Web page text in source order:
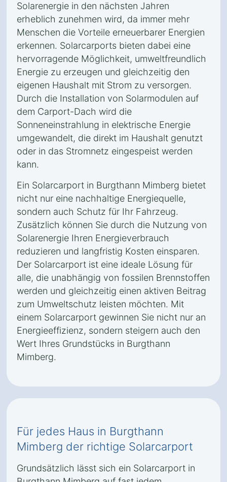
Solarenergie in den nächsten Jahren
erheblich zunehmen wird, da immer mehr
Menschen die Vorteile erneuerbarer Energien
erkennen. Solarcarports bieten dabei eine
hervorragende Möglichkeit, umweltfreundlich
Energie zu erzeugen und gleichzeitig den
eigenen Haushalt mit Strom zu versorgen.
Durch die Installation von Solarmodulen auf
dem Carport-Dach wird die
Sonneneinstrahlung in elektrische Energie
umgewandelt, die direkt im Haushalt genutzt
oder in das Stromnetz eingespeist werden
kann.
Ein Solarcarport in Burgthann Mimberg bietet
nicht nur eine nachhaltige Energiequelle,
sondern auch Schutz für Ihr Fahrzeug.
Zusätzlich können Sie durch die Nutzung von
Solarenergie Ihren Energieverbrauch
reduzieren und langfristig Kosten einsparen.
Der Solarcarport ist eine ideale Lösung für
alle, die unabhängig von fossilen Brennstoffen
werden und gleichzeitig einen aktiven Beitrag
zum Umweltschutz leisten möchten. Mit
einem Solarcarport gewinnen Sie nicht nur an
Energieeffizienz, sondern steigern auch den
Wert Ihres Grundstücks in Burgthann
Mimberg.
Für jedes Haus in Burgthann
Mimberg der richtige Solarcarport
Grundsätzlich lässt sich ein Solarcarport in